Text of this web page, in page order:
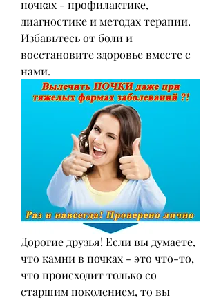
почках - профилактике,
диагностике и методах терапии.
Избавьтесь от боли и
восстановите здоровье вместе с
нами.
Дорогие друзья! Если вы думаете,
что камни в почках - это что-то,
что происходит только со
старшим поколением, то вы